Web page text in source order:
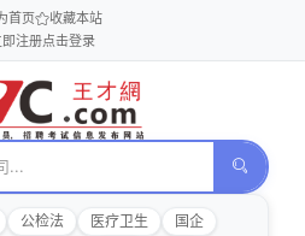
首页
收藏本站
即注册点击登录
公检法 医疗卫生
国企